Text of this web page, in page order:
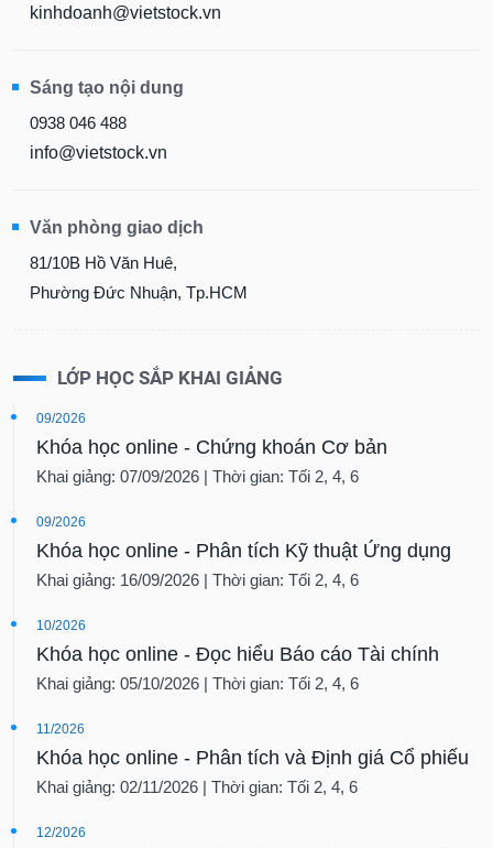
kinhdoanh@vietstock.vn
Sáng tạo nội dung
0938 046 488
info@vietstock.vn
Văn phòng giao dịch
81/10B Hồ Văn Huê,
Phường Đức Nhuận, Tp.HCM
LỚP HỌC SẮP KHAI GIẢNG
09/2026
Khóa học online - Chứng khoán Cơ bản
Khai giảng: 07/09/2026 | Thời gian: Tối 2, 4, 6
09/2026
Khóa học online - Phân tích Kỹ thuật Ứng dụng
Khai giảng: 16/09/2026 | Thời gian: Tối 2, 4, 6
10/2026
Khóa học online - Đọc hiểu Báo cáo Tài chính
Khai giảng: 05/10/2026 | Thời gian: Tối 2, 4, 6
11/2026
Khóa học online - Phân tích và Định giá Cổ phiếu
Khai giảng: 02/11/2026 | Thời gian: Tối 2, 4, 6
12/2026